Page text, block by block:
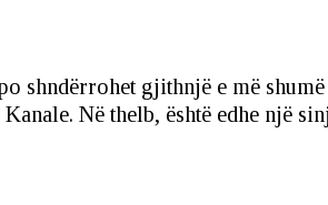
shndërrohet gjithnjë e më
Në thelb, është edhe një